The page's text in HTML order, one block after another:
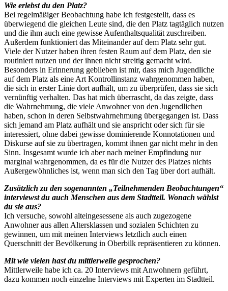
Wie erlebst du den Platz?
Bei regelmäßiger Beobachtung habe ich festgestellt, dass es
überwiegend die gleichen Leute sind, die den Platz tagtäglich nutzen
und die ihm auch eine gewisse Aufenthaltsqualität zuschreiben.
Außerdem funktioniert das Miteinander auf dem Platz sehr gut.
Viele der Nutzer haben ihren festen Raum auf dem Platz, den sie
routiniert nutzen und der ihnen nicht streitig gemacht wird.
Besonders in Erinnerung geblieben ist mir, dass mich Jugendliche
auf dem Platz als eine Art Kontrollinstanz wahrgenommen haben,
die sich in erster Linie dort aufhält, um zu überprüfen, dass sie sich
vernünftig verhalten. Das hat mich überrascht, da das zeigte, dass
die Wahrnehmung, die viele Anwohner von den Jugendlichen
haben, schon in deren Selbstwahrnehmung übergegangen ist. Dass
sich jemand am Platz aufhält und sie anspricht oder sich für sie
interessiert, ohne dabei gewisse dominierende Konnotationen und
Diskurse auf sie zu übertragen, kommt ihnen gar nicht mehr in den
Sinn. Insgesamt wurde ich aber nach meiner Empfindung nur
marginal wahrgenommen, da es für die Nutzer des Platzes nichts
Außergewöhnliches ist, wenn man sich den Tag über dort aufhält.
Zusätzlich zu den sogenannten „Teilnehmenden Beobachtungen“
interviewst du auch Menschen aus dem Stadtteil. Wonach wählst
du sie aus?
Ich versuche, sowohl alteingesessene als auch zugezogene
Anwohner aus allen Altersklassen und sozialen Schichten zu
gewinnen, um mit meinen Interviews letztlich auch einen
Querschnitt der Bevölkerung in Oberbilk repräsentieren zu können.
Mit wie vielen hast du mittlerweile gesprochen?
Mittlerweile habe ich ca. 20 Interviews mit Anwohnern geführt,
dazu kommen noch einzelne Interviews mit Experten im Stadtteil.